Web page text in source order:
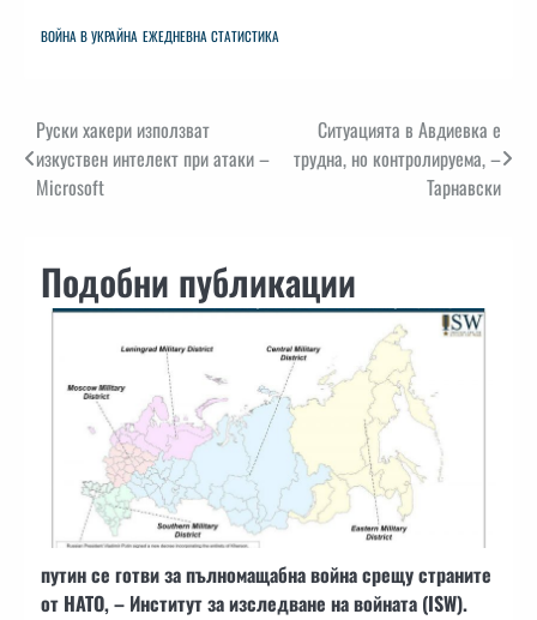
ВОЙНА В УКРАЙНА ЕЖЕДНЕВНА СТАТИСТИКА
Навигация
Руски хакери използват
изкуствен интелект при атаки –
Microsoft
Ситуацията в Авдиевка е
трудна, но контролируема, –
Тарнавски
Подобни публикации
путин се готви за пълномащабна война срещу страните
от НАТО, – Институт за изследване на войната (ISW).